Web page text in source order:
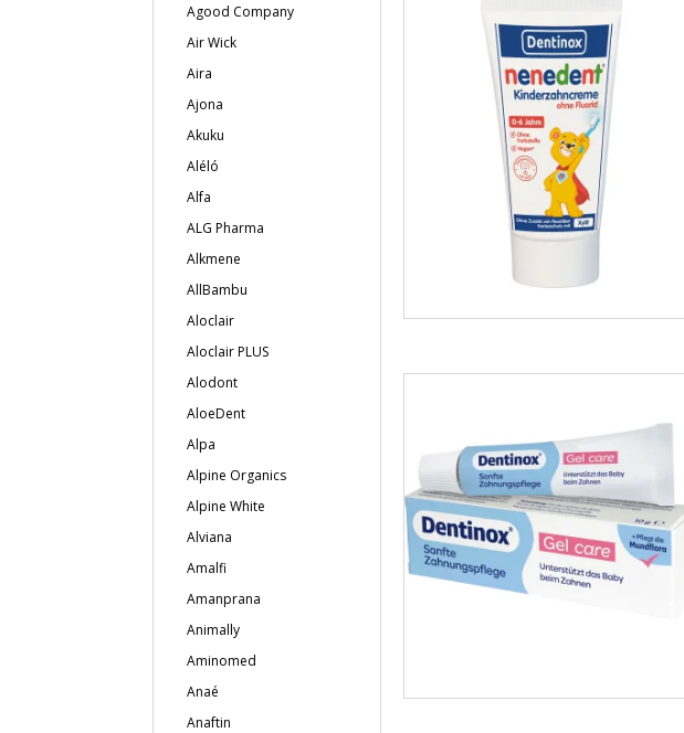
Agood Company
Air Wick
Aira
Ajona
Akuku
Aléló
Alfa
ALG Pharma
Alkmene
AllBambu
Aloclair
Aloclair PLUS
Alodont
AloeDent
Alpa
Alpine Organics
Alpine White
Alviana
Amalfi
Amanprana
Animally
Aminomed
Anaé
Anaftin